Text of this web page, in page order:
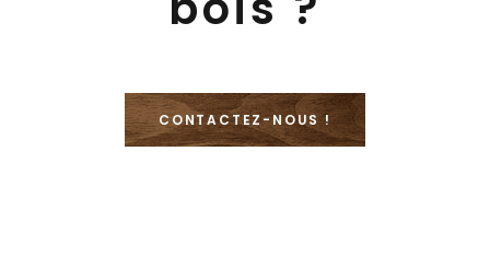
CONTACTEZ-NOUS !